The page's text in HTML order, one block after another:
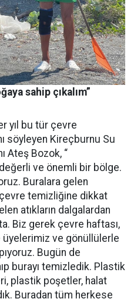
sahip çıkalım”
yıl bu tür çevre
söyleyen Kireçburnu Su
Ateş Bozok, “
ve önemli bir bölge.
Buralara gelen
temizliğine dikkat
atıkların dalgalardan
Biz gerek çevre haftası,
ve gönüllülerle
Bugün de
burayı temizledik. Plastik
plastik poşetler, halat
Buradan tüm herkese